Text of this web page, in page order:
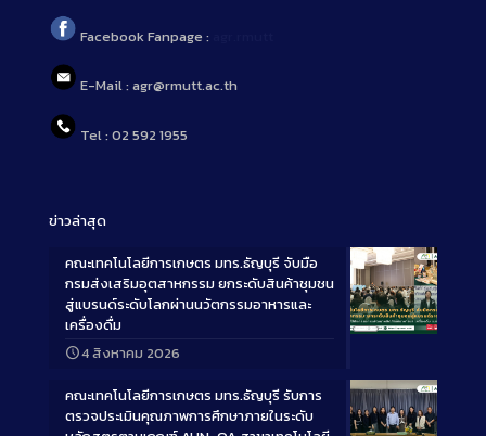
Facebook Fanpage :
E-Mail : agr@rmutt.ac.th
Tel : 02 592 1955
ข่าวล่าสุด
Long
คณะเทคโนโลยีการเกษตร มทร.ธัญบุรี จับมือ
กรมส่งเสริมอุตสาหกรรม ยกระดับสินค้าชุมชน
สู่แบรนด์ระดับโลกผ่านนวัตกรรมอาหารและ
เครื่องดื่ม
4 สิงหาคม 2026
คณะเทคโนโลยีการเกษตร มทร.ธัญบุรี รับการ
ตรวจประเมินคุณภาพการศึกษาภายในระดับ